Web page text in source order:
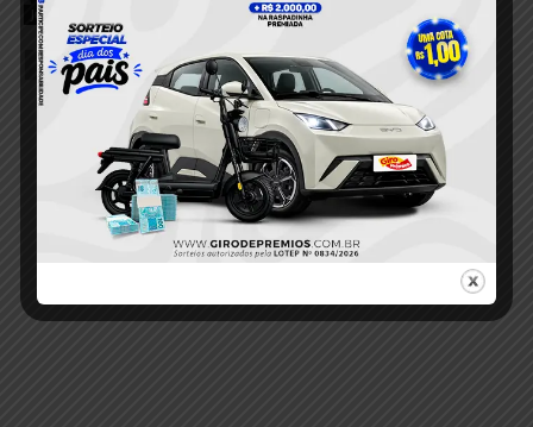
Justiça 5 de agosto de 2026